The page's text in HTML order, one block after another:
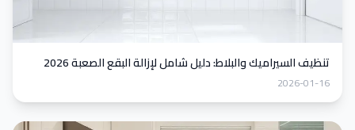
تنظيف السيراميك والبلاط: دليل شامل لإزالة البقع الصعبة 2026
2026-01-16